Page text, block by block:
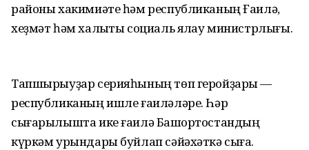
районы хакимиәте һәм республиканың Ғаилә,
хеҙмәт һәм халыҡты социаль яҡлау министрлығы.
Тапшырыуҙар серияһының төп геройҙары —
республиканың ишле ғаиләләре. Һәр
сығарылышта ике ғаилә Башҡортостандың
күркәм урындары буйлап сәйәхәткә сыға.